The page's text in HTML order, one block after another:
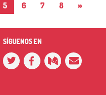
5 6 7 8 »
SÍGUENOS EN